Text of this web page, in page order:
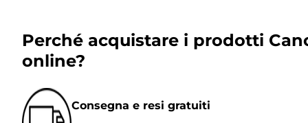
Perché acquistare i prodotti
online?
Consegna e resi gratuiti